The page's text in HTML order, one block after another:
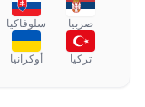
صربيا سلوفاكيا
تركيا أوكرانيا